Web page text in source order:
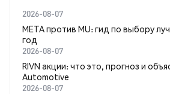
2026-08-07
META против MU: гид по выбору
год
2026-08-07
RIVN акции: что это, прогноз и
Automotive
2026-08-07